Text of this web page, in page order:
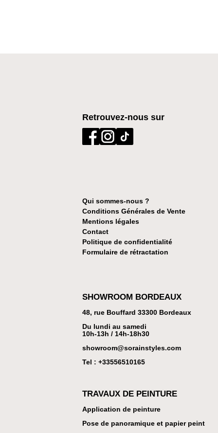
Retrouvez-nous sur
Qui sommes-nous ?
Conditions Générales de Vente
Mentions légales
Contact
Politique de confidentialité
Formulaire de rétractation
SHOWROOM BORDEAUX
48, rue Bouffard 33300 Bordeaux
Du lundi au samedi
10h-13h / 14h-18h30
showroom@sorainstyles.com
Tel : +33556510165
TRAVAUX DE PEINTURE
Application de peinture
Pose de panoramique et papier peint